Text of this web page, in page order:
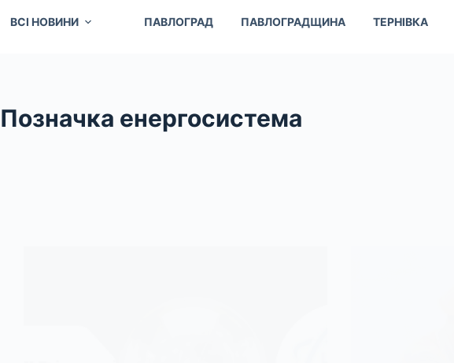
ВСІ НОВИНИ ПАВЛОГРАД ПАВЛОГРАДЩИНА ТЕРНІВКА
Позначка енергосистема